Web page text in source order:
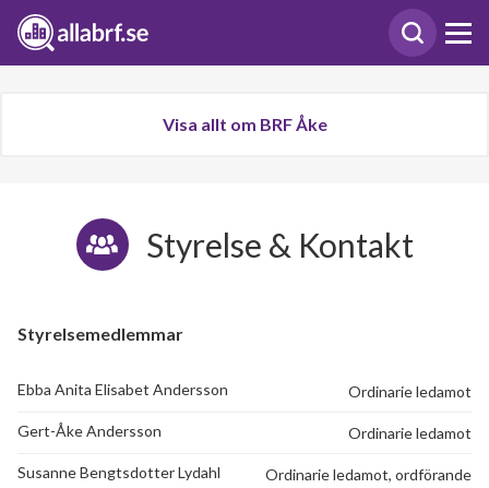
Visa allt om BRF Åke
Styrelse & Kontakt
Styrelsemedlemmar
Ebba Anita Elisabet Andersson Ordinarie ledamot
Gert-Åke Andersson Ordinarie ledamot
Susanne Bengtsdotter Lydahl Ordinarie ledamot, ordförande